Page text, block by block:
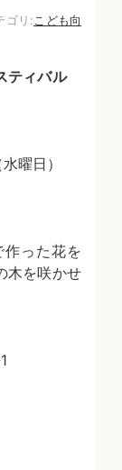
ゴリ: こども向
ティバル
曜日）
った花を
木を咲かせ